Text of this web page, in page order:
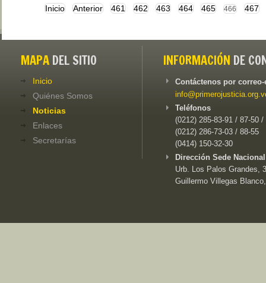
Inicio Anterior 461 462 463 464 465 466 467
MAPA DEL SITIO
Inicio
Quiénes Somos
Noticias
Enlaces
Secretarías
INFORMACIÓN DE
Contáctenos por
Teléfonos
(0212) 285-83-91 / 87-50 /
(0212) 286-73-03 / 88-55
(0414) 150-32-30
Dirección Sede
Urb. Los Palos Grandes,
Guillermo Villegas